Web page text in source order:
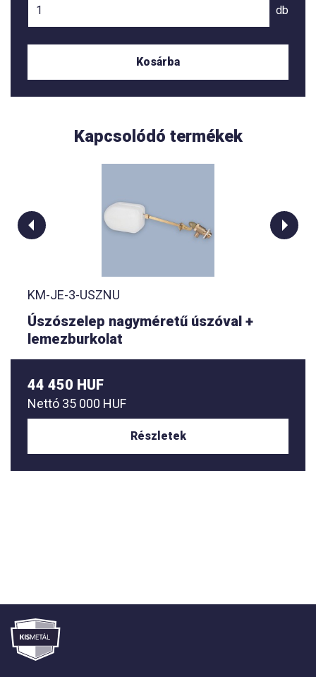
db
Kosárba
Kapcsolódó termékek
KM-JE-3-USZNU
Úszószelep nagyméretű úszóval +
lemezburkolat
44 450 HUF
Nettó 35 000 HUF
Részletek